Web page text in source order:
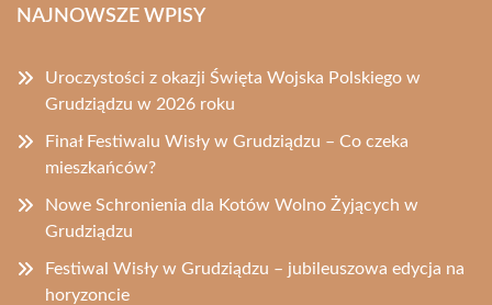
NAJNOWSZE WPISY
Uroczystości z okazji Święta Wojska Polskiego w
Grudziądzu w 2026 roku
Finał Festiwalu Wisły w Grudziądzu – Co czeka
mieszkańców?
Nowe Schronienia dla Kotów Wolno Żyjących w
Grudziądzu
Festiwal Wisły w Grudziądzu – jubileuszowa edycja na
horyzoncie